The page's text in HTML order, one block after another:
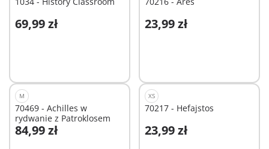
69,99 zł
Dodaj do koszyka 23,99 zł
Dodaj do koszyka
M
70469 - Achilles w
rydwanie z Patroklosem
84,99 zł
Dodaj do koszyka
XS
70217 - Hefajstos
23,99 zł
Dodaj do koszyka